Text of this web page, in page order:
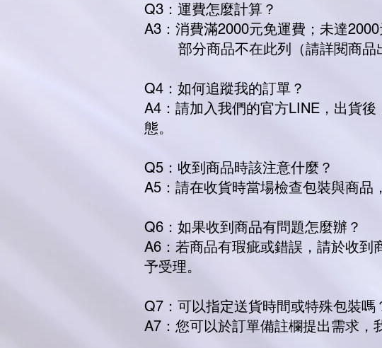
Q3：運費怎麼計算？
A3：消費滿2000元免運費；未達2000
部分商品不在此列（請詳閱商品
Q4：如何追蹤我的訂單？
A4：請加入我們的官方LINE，出貨
態。
Q5：收到商品時該注意什麼？
A5：請在收貨時當場檢查包裝與商品
Q6：如果收到商品有問題怎麼辦？
A6：若商品有瑕疵或錯誤，請於收
予受理。
Q7：可以指定送貨時間或特殊包裝嗎
A7：您可以於訂單備註欄提出需求，